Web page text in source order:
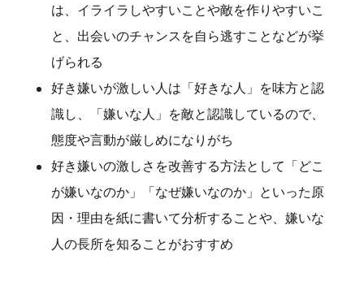
は、イライラしやすいことや敵を作りやすいこ
と、出会いのチャンスを自ら逃すことなどが挙
げられる
好き嫌いが激しい人は「好きな人」を味方と認
識し、「嫌いな人」を敵と認識しているので、
態度や言動が厳しめになりがち
好き嫌いの激しさを改善する方法として「どこ
が嫌いなのか」「なぜ嫌いなのか」といった原
因・理由を紙に書いて分析することや、嫌いな
人の長所を知ることがおすすめ